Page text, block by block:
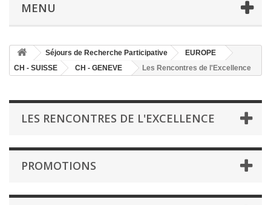
MENU
Séjours de Recherche Participative
EUROPE
CH - SUISSE
CH - GENEVE Les Rencontres de l'Excellence
LES RENCONTRES DE L'EXCELLENCE
PROMOTIONS